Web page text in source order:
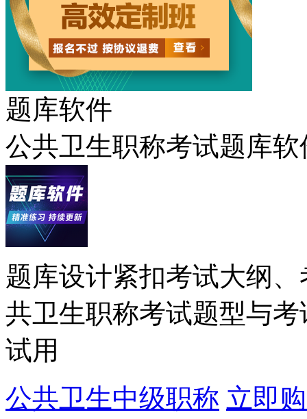
题库软件
公共卫生职称考试题库
题库设计紧扣考试大纲
共卫生职称考试题型与
试用
公共卫生中级职称 立即